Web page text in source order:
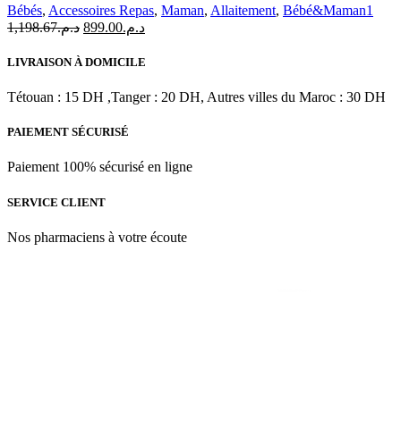
Pump
Bébés, Accessoires Repas, Maman, Allaitement, Bébé&Maman1
د.م.1,198.67
Le
initial
د.م.899.00
Le
actuel
LIVRAISON À DOMICILE
Tétouan : 15 DH ,Tanger : 20 DH, Autres villes du Maroc : 30 DH
PAIEMENT SÉCURISÉ
Paiement 100% sécurisé en ligne
SERVICE CLIENT
Nos pharmaciens à votre écoute